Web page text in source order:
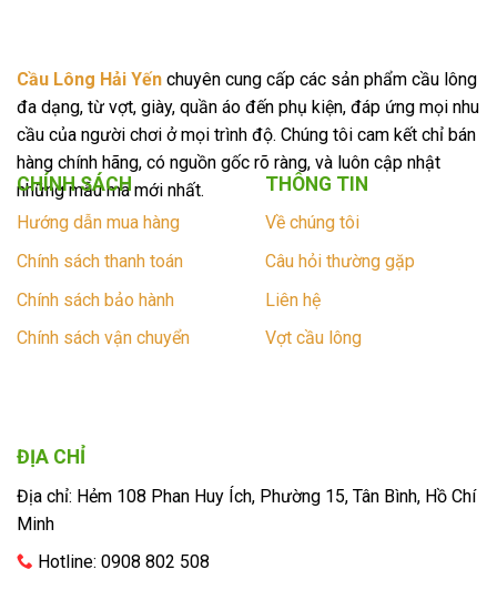
Cầu Lông Hải Yến chuyên cung cấp các sản phẩm cầu lông
đa dạng, từ vợt, giày, quần áo đến phụ kiện, đáp ứng mọi nhu
cầu của người chơi ở mọi trình độ. Chúng tôi cam kết chỉ bán
hàng chính hãng, có nguồn gốc rõ ràng, và luôn cập nhật
những mẫu mã mới nhất.
CHÍNH SÁCH
Hướng dẫn mua hàng
Chính sách thanh toán
Chính sách bảo hành
Chính sách vận chuyển
THÔNG TIN
Về chúng tôi
Câu hỏi thường gặp
Liên hệ
Vợt cầu lông
ĐỊA CHỈ
Địa chỉ: Hẻm 108 Phan Huy Ích, Phường 15, Tân Bình, Hồ Chí
Minh
Hotline: 0908 802 508